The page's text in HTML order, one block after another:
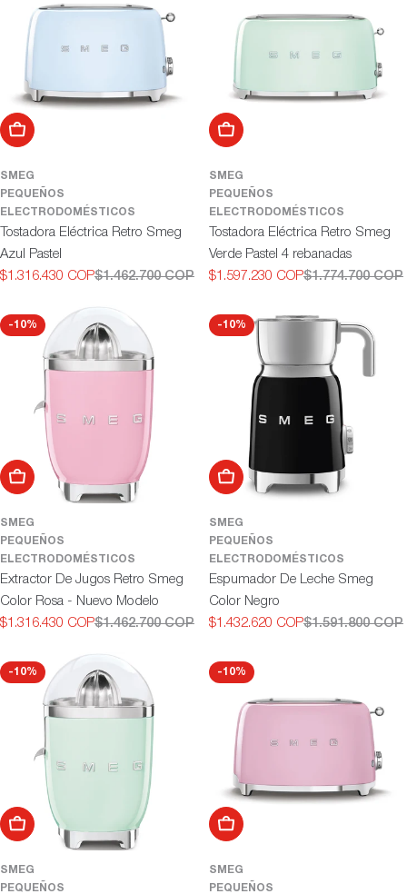
Añadir al carrito
SMEG
PEQUEÑOS
ELECTRODOMÉSTICOS
Tostadora Eléctrica Retro Smeg
Azul Pastel
Precio
oferta
$1.316.430 COP
Precio
$1.462.700 COP
Añadir al carrito
SMEG
PEQUEÑOS
ELECTRODOMÉSTICOS
Tostadora Eléctrica Retro Smeg
Verde Pastel 4 rebanadas
Precio
oferta
$1.597.230 COP
Precio
$1.774.700 COP
-10%
Añadir al carrito
SMEG
PEQUEÑOS
ELECTRODOMÉSTICOS
Extractor De Jugos Retro Smeg
Color Rosa - Nuevo Modelo
Precio
oferta
$1.316.430 COP
Precio
$1.462.700 COP
-10%
Añadir al carrito
SMEG
PEQUEÑOS
ELECTRODOMÉSTICOS
Espumador De Leche Smeg
Color Negro
Precio
oferta
$1.432.620 COP
Precio
$1.591.800 COP
-10%
Añadir al carrito
SMEG
PEQUEÑOS
-10%
Añadir al carrito
SMEG
PEQUEÑOS